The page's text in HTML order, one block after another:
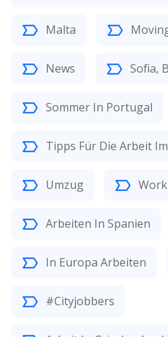
Malta
News Sofia,
Sommer In Portugal
Tipps Für Die Arbeit
Umzug
Arbeiten In Spanien
In Europa Arbeiten
#Cityjobbers